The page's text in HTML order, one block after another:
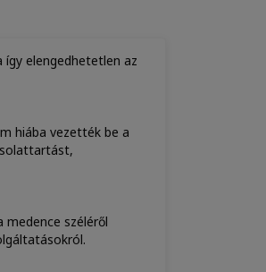
elengedhetetlen az
hiába vezették be a
széléről